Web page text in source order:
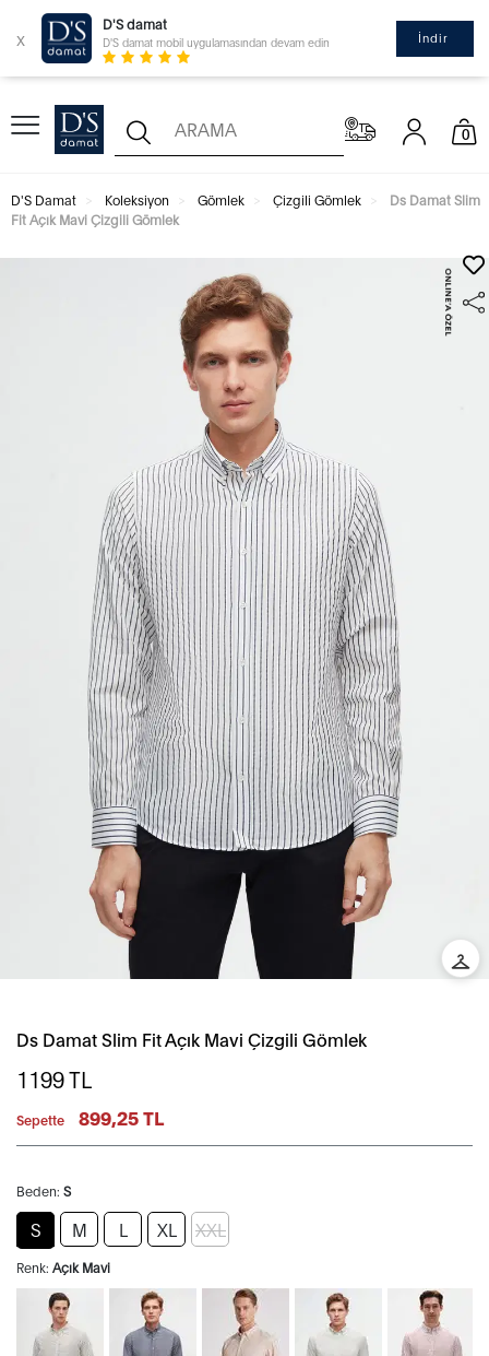
x
D'S damat
D'S damat mobil uygulamasından devam edin İndir
0
D'S Damat Koleksiyon Gömlek Çizgili Gömlek
Ds Damat Slim
Fit Açık Mavi Çizgili Gömlek
Ds Damat Slim Fit Açık Mavi Çizgili Gömlek
1199TL
Sepette 899,25 TL
Beden: S
S M L XL XXL
Renk: Açık Mavi